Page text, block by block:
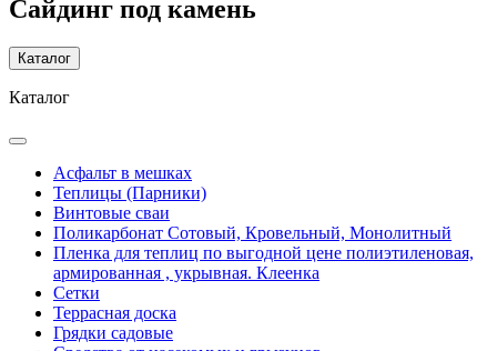
Сайдинг под камень
Каталог
Каталог
Асфальт в мешках
Теплицы (Парники)
Винтовые сваи
Поликарбонат Сотовый, Кровельный, Монолитный
Пленка для теплиц по выгодной цене полиэтиленовая,
армированная , укрывная. Клеенка
Сетки
Террасная доска
Грядки садовые